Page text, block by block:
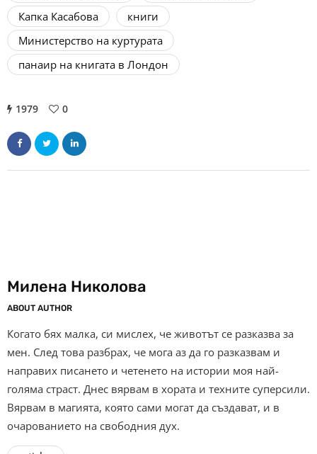
Капка Касабова
книги
Министерство на куртурата
панаир на книгата в Лондон
1979 0
Милена Николова
ABOUT AUTHOR
Когато бях малка, си мислех, че животът се разказва за
мен. След това разбрах, че мога аз да го разказвам и
направих писането и четенето на истории моя най-
голяма страст. Днес вярвам в хората и техните суперсили.
Вярвам в магията, която сами могат да създават, и в
очарованието на свободния дух.